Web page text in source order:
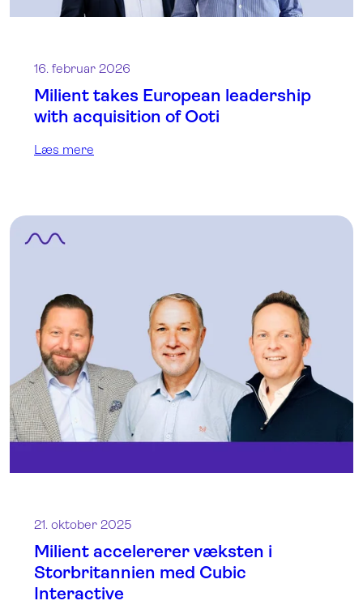
16. februar 2026
Milient takes European leadership
with acquisition of Ooti
Læs mere
21. oktober 2025
Milient accelererer væksten i
Storbritannien med Cubic
Interactive